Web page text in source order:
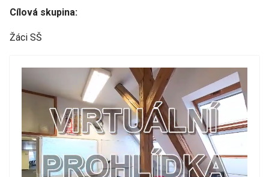
Cílová skupina:
Žáci SŠ